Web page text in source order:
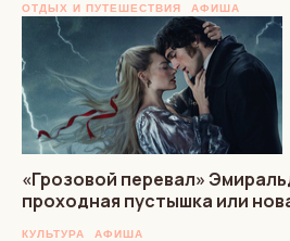
ОТДЫХ И ПУТЕШЕСТВИЯ АФИША
«Грозовой перевал»
проходная пустышка или
КУЛЬТУРА АФИША